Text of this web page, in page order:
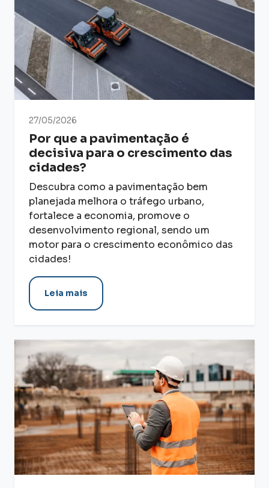
27/05/2026
Por que a pavimentação é
decisiva para o crescimento das
cidades?
Descubra como a pavimentação bem
planejada melhora o tráfego urbano,
fortalece a economia, promove o
desenvolvimento regional, sendo um
motor para o crescimento econômico das
cidades!
Leia mais